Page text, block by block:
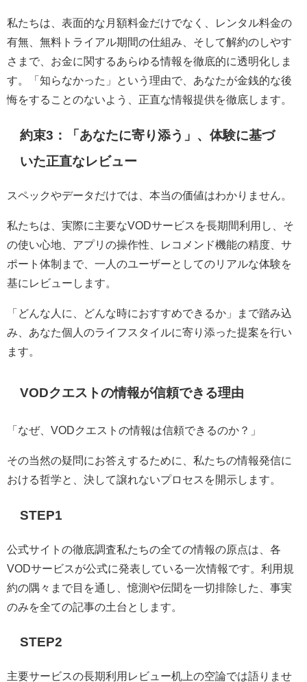
私たちは、表面的な月額料金だけでなく、レンタル料金の
有無、無料トライアル期間の仕組み、そして解約のしやす
さまで、お金に関するあらゆる情報を徹底的に透明化しま
す。「知らなかった」という理由で、あなたが金銭的な後
悔をすることのないよう、正直な情報提供を徹底します。
約束3：「あなたに寄り添う」、体験に基づ
いた正直なレビュー
スペックやデータだけでは、本当の価値はわかりません。
私たちは、実際に主要なVODサービスを長期間利用し、そ
の使い心地、アプリの操作性、レコメンド機能の精度、サ
ポート体制まで、一人のユーザーとしてのリアルな体験を
基にレビューします。
「どんな人に、どんな時におすすめできるか」まで踏み込
み、あなた個人のライフスタイルに寄り添った提案を行い
ます。
VODクエストの情報が信頼できる理由
「なぜ、VODクエストの情報は信頼できるのか？」
その当然の疑問にお答えするために、私たちの情報発信に
おける哲学と、決して譲れないプロセスを開示します。
STEP1
公式サイトの徹底調査私たちの全ての情報の原点は、各
VODサービスが公式に発表している一次情報です。利用規
約の隅々まで目を通し、憶測や伝聞を一切排除した、事実
のみを全ての記事の土台とします。
STEP2
主要サービスの長期利用レビュー机上の空論では語りませ